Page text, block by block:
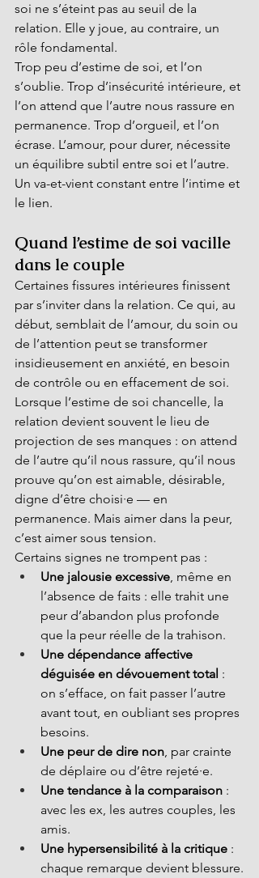
soi ne s’éteint pas au seuil de la
relation. Elle y joue, au contraire, un
rôle fondamental.
Trop peu d’estime de soi, et l’on
s’oublie. Trop d’insécurité intérieure, et
l’on attend que l’autre nous rassure en
permanence. Trop d’orgueil, et l’on
écrase. L’amour, pour durer, nécessite
un équilibre subtil entre soi et l’autre.
Un va-et-vient constant entre l’intime et
le lien.
Quand l’estime de soi vacille
dans le couple
Certaines fissures intérieures finissent
par s’inviter dans la relation. Ce qui, au
début, semblait de l’amour, du soin ou
de l’attention peut se transformer
insidieusement en anxiété, en besoin
de contrôle ou en effacement de soi.
Lorsque l’estime de soi chancelle, la
relation devient souvent le lieu de
projection de ses manques : on attend
de l’autre qu’il nous rassure, qu’il nous
prouve qu’on est aimable, désirable,
digne d’être choisi·e — en
permanence. Mais aimer dans la peur,
c’est aimer sous tension.
Certains signes ne trompent pas :
Une jalousie excessive, même en
l’absence de faits : elle trahit une
peur d’abandon plus profonde
que la peur réelle de la trahison.
Une dépendance affective
déguisée en dévouement total :
on s’efface, on fait passer l’autre
avant tout, en oubliant ses propres
besoins.
Une peur de dire non, par crainte
de déplaire ou d’être rejeté·e.
Une tendance à la comparaison :
avec les ex, les autres couples, les
amis.
Une hypersensibilité à la critique :
chaque remarque devient blessure.